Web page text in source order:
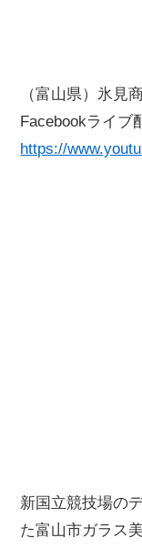
（富山県）氷見
Facebookライブ
https://
新国立競技場の
た富山市ガラス